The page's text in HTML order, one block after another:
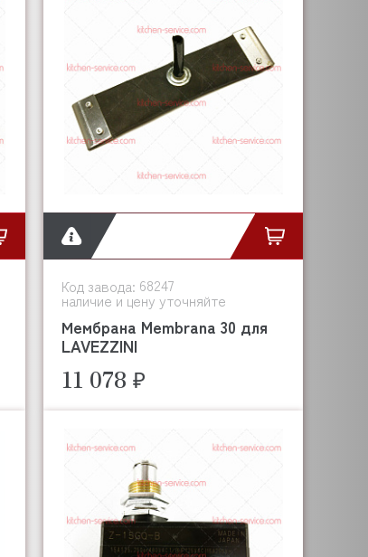
Код завода: 68247
наличие и цену уточняйте
Мембрана Membrana 30 для
LAVEZZINI
11 078 ₽